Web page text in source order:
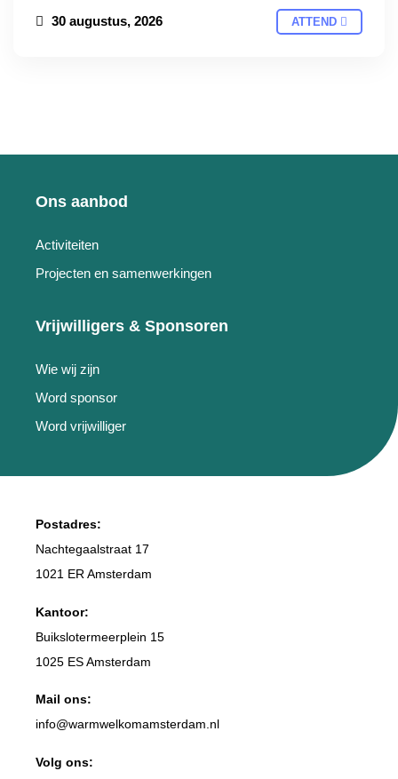
30 augustus, 2026 ATTEND
Ons aanbod
Activiteiten
Projecten en samenwerkingen
Vrijwilligers & Sponsoren
Wie wij zijn
Word sponsor
Word vrijwilliger
Postadres:
Nachtegaalstraat 17
1021 ER Amsterdam
Kantoor:
Buikslotermeerplein 15
1025 ES Amsterdam
Mail ons:
info@warmwelkomamsterdam.nl
Volg ons: